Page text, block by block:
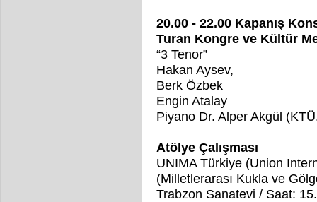
20.00 - 22.00 Kapanış
Turan Kongre ve Kültür
“3 Tenor”
Hakan Aysev,
Berk Özbek
Engin Atalay
Piyano Dr. Alper Akgül
Atölye Çalışması
UNIMA Türkiye (Union
(Milletlerarası Kukla ve
Trabzon Sanatevi / Saat: